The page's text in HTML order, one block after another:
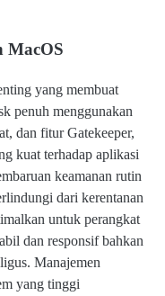
MacOS
yang membuat
penuh menggunakan
dan fitur Gatekeeper,
kuat terhadap aplikasi
keamanan rutin
dari kerentanan
untuk perangkat
dan responsif bahkan
Manajemen
yang tinggi